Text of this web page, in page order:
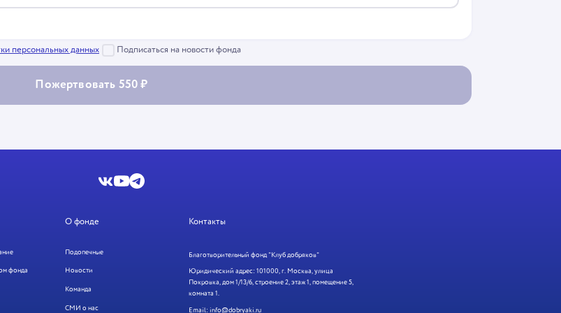
персональных данных Подписаться на новости фонда
Пожертвовать 550 ₽
фонда
О фонде
Подопечные
Новости
Команда
СМИ о нас
Контакты
Благотворительный фонд "Клуб добряков"
Юридический адрес: 101000, г. Москва, улица
Покровка, дом 1/13/6, строение 2, этаж 1, помещение 5,
комната 1.
Email: info@dobryaki.ru